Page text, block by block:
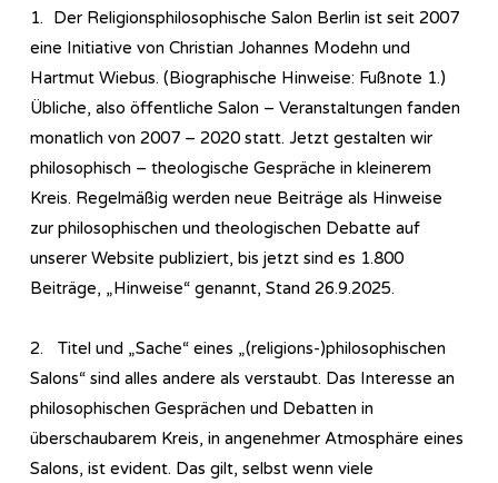
1. Der Religionsphilosophische Salon Berlin ist seit 2007
eine Initiative von Christian Johannes Modehn und
Hartmut Wiebus. (Biographische Hinweise: Fußnote 1.)
Übliche, also öffentliche Salon – Veranstaltungen fanden
monatlich von 2007 – 2020 statt. Jetzt gestalten wir
philosophisch – theologische Gespräche in kleinerem
Kreis. Regelmäßig werden neue Beiträge als Hinweise
zur philosophischen und theologischen Debatte auf
unserer Website publiziert, bis jetzt sind es 1.800
Beiträge, „Hinweise“ genannt, Stand 26.9.2025.
2. Titel und „Sache“ eines „(religions-)philosophischen
Salons“ sind alles andere als verstaubt. Das Interesse an
philosophischen Gesprächen und Debatten in
überschaubarem Kreis, in angenehmer Atmosphäre eines
Salons, ist evident. Das gilt, selbst wenn viele